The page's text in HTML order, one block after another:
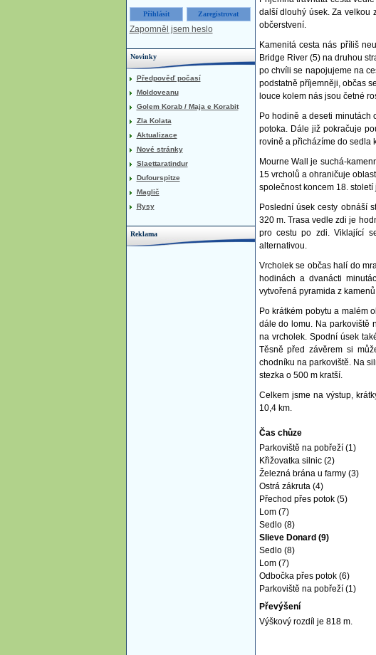
další dlouhý úsek. Za velkou
občerstvení.
Kamenitá cesta nás příliš
Bridge River (5) na druhou
po chvíli se napojujeme na
podstatně příjemněji, občas
louce kolem nás jsou četné
Po hodině a deseti minutách
potoka. Dále již pokračuje
rovině a přicházíme do sedla
Mourne Wall je suchá-
15 vrcholů a ohraničuje
společnost koncem 18.
Poslední úsek cesty obnáší
320 m. Trasa vedle zdi je
pro cestu po zdi. Viklající
alternativou.
Vrcholek se občas halí do
hodinách a dvanácti
vytvořená pyramida z
Po krátkém pobytu a malém
dále do lomu. Na parkoviště
na vrcholek. Spodní úsek
Těsně před závěrem si
chodníku na parkoviště. Na
stezka o 500 m kratší.
Celkem jsme na výstup,
10,4 km.
Čas chůze
Parkoviště na pobřeží (1)
Křižovatka silnic (2)
Železná brána u farmy (3)
Ostrá zákruta (4)
Přechod přes potok (5)
Lom (7)
Sedlo (8)
Slieve Donard (9)
Sedlo (8)
Lom (7)
Odbočka přes potok (6)
Parkoviště na pobřeží (1)
Převýšení
Výškový rozdíl je 818 m.
Zapomněl jsem heslo
Novinky
Předpověď počasí
Moldoveanu
Golem Korab / Maja e Korabit
Zla Kolata
Aktualizace
Nové stránky
Slaettaratindur
Dufourspitze
Maglič
Rysy
Reklama